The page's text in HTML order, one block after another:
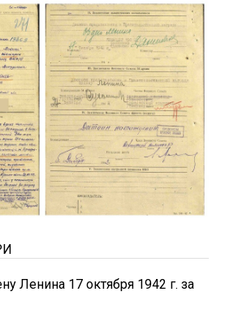
Ленина 17 октября 1942 г. за